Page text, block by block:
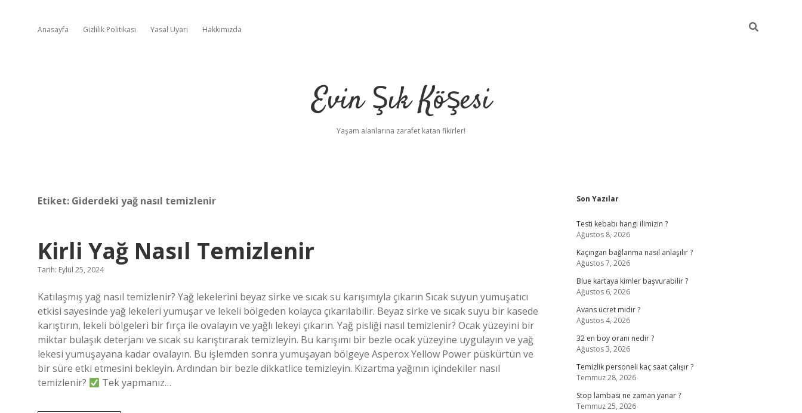
Anasayfa Gizlilik Politikası Yasal Uyarı Hakkımızda
Evin Şık Köşesi
Yaşam alanlarına zarafet katan fikirler!
Etiket: Giderdeki yağ nasıl temizlenir
Kirli Yağ Nasıl Temizlenir
Tarih: Eylül 25, 2024
Katılaşmış yağ nasıl temizlenir? Yağ lekelerini beyaz sirke ve sıcak su karışımıyla çıkarın Sıcak suyun yumuşatıcı
etkisi sayesinde yağ lekeleri yumuşar ve lekeli bölgeden kolayca çıkarılabilir. Beyaz sirke ve sıcak suyu bir kasede
karıştırın, lekeli bölgeleri bir fırça ile ovalayın ve yağlı lekeyi çıkarın. Yağ pisliği nasıl temizlenir? Ocak yüzeyini bir
miktar bulaşık deterjanı ve sıcak su karıştırarak temizleyin. Bu karışımı bir bezle ocak yüzeyine uygulayın ve yağ
lekesi yumuşayana kadar ovalayın. Bu işlemden sonra yumuşayan bölgeye Asperox Yellow Power püskürtün ve
bir süre etki etmesini bekleyin. Ardından bir bezle dikkatlice temizleyin. Kızartma yağının içindekiler nasıl
temizlenir?
Tek yapmanız…
Sidebar
Son Yazılar
Testi kebabı hangi ilimizin ?
Ağustos 8, 2026
Kaçıngan bağlanma nasıl anlaşılır ?
Ağustos 7, 2026
Blue kartaya kimler başvurabilir ?
Ağustos 6, 2026
Avans ücret midir ?
Ağustos 4, 2026
32 en boy oranı nedir ?
Ağustos 3, 2026
Temizlik personeli kaç saat çalışır ?
Temmuz 28, 2026
Stop lambası ne zaman yanar ?
Temmuz 25, 2026